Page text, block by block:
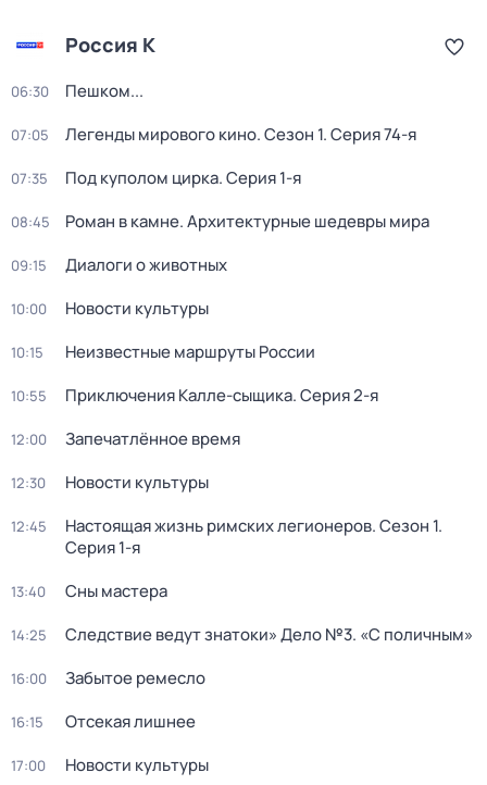
Россия К
06:30 Пешком...
07:05 Легенды мирового кино. Сезон 1. Серия 74-я
07:35 Под куполом цирка. Серия 1-я
08:45 Роман в камне. Архитектурные шедевры мира
09:15 Диалоги о животных
10:00 Новости культуры
10:15 Неизвестные маршруты России
10:55 Приключения Калле-сыщика. Серия 2-я
12:00 Запечатлённое время
12:30 Новости культуры
12:45 Настоящая жизнь римских легионеров. Сезон 1.
Серия 1-я
13:40 Сны мастера
14:25 Следствие ведут знатоки» Дело №3. «С поличным»
16:00 Забытое ремесло
16:15 Отсекая лишнее
17:00 Новости культуры